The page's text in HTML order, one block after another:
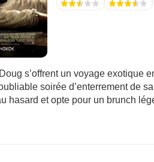
s’offrent un voyage exotique
soirée d’enterrement de
hasard et opte pour un brunch